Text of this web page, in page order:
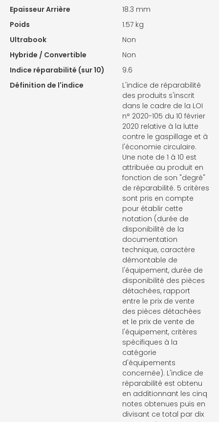
Epaisseur Arrière
18.3 mm
Poids
1.57 kg
Ultrabook
Non
Hybride / Convertible
Non
Indice réparabilité (sur 10)
9.6
Définition de l'indice
L'indice de réparabilité
des produits s'inscrit
dans le cadre de la LOI
n° 2020-105 du 10 février
2020 relative à la lutte
contre le gaspillage et à
l'économie circulaire.
Une note de 1 à 10 est
attribuée au produit en
fonction de son "degré"
de réparabilité. 5 critères
sont pris en compte
pour établir cette
notation (durée de
disponibilité de la
documentation
technique, caractère
démontable de
l'équipement, durée de
disponibilité des pièces
détachées, rapport
entre le prix de vente
des pièces détachées
et le prix de vente de
l'équipement, critères
spécifiques à la
catégorie
d'équipements
concernée). L'indice de
réparabilité est obtenu
en additionnant les cinq
notes obtenues puis en
divisant ce total par dix